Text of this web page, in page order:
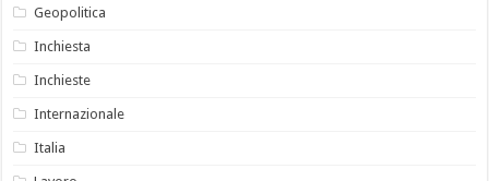
Geopolitica
Inchiesta
Inchieste
Internazionale
Italia